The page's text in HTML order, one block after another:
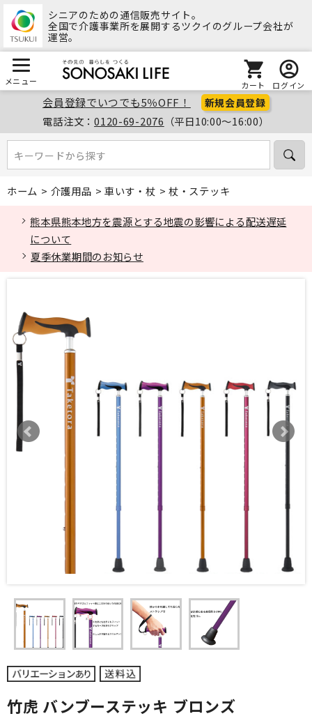
シニアのための通信販売サイト。
全国で介護事業所を展開するツクイのグループ会社が
運営。
メニュー カート ログイン
会員登録でいつでも5％OFF！ 新規会員登録
電話注文：0120-69-2076 （平日10:00～16:00）
キーワードから探す
キーワードから探す
ホーム > 介護用品 > 車いす・杖 >杖・ステッキ
熊本県熊本地方を震源とする地震の影響による配送遅延
について
夏季休業期間のお知らせ
竹虎 バンブーステッキ ブロンズ